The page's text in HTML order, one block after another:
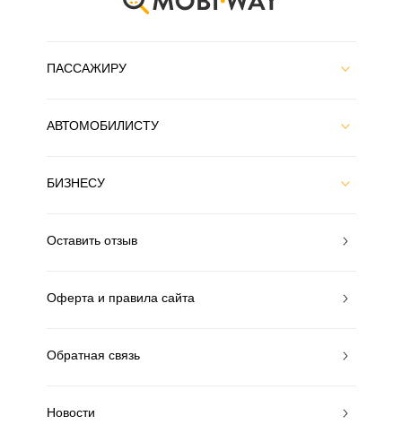
ПАССАЖИРУ
АВТОМОБИЛИСТУ
БИЗНЕСУ
Оставить отзыв
Оферта и правила сайта
Обратная связь
Новости